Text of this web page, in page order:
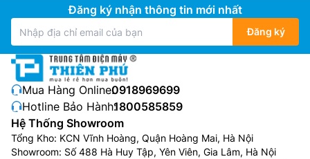
Đăng ký nhận thông tin mới nhất
Đăng ký
Mua Hàng Online:0918969699
Hotline Bảo Hành:1800585859
Hệ Thống Showroom
Tổng Kho: KCN Vĩnh Hoàng, Quận Hoàng Mai, Hà Nội
Showroom: Số 488 Hà Huy Tập, Yên Viên, Gia Lâm, Hà Nội